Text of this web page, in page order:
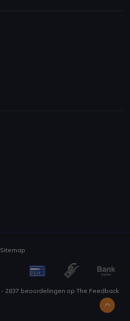
Sitemap
- 2837 beoordelingen op The Feedback